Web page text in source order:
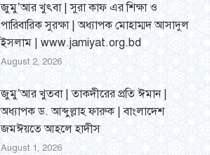
জুমু’আর খুৎবা | সুরা কাফ এর শিক্ষা ও
পারিবারিক সুরক্ষা | অধ্যাপক মোহাম্মদ আসাদুল
ইসলাম | www.jamiyat.org.bd
August 2, 2026
জুমু’আর খুতবা | তাকদীরের প্রতি ঈমান |
অধ্যাপক ড. আব্দুল্লাহ ফারুক | বাংলাদেশ
জমঈয়তে আহলে হাদীস
August 1, 2026